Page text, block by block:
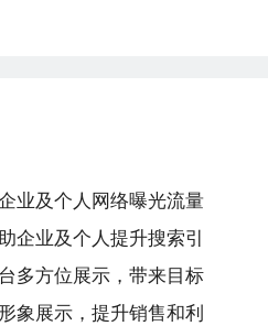
业及个人网络曝光流量
企业及个人提升搜索引
多方位展示，带来目标
象展示，提升销售和利